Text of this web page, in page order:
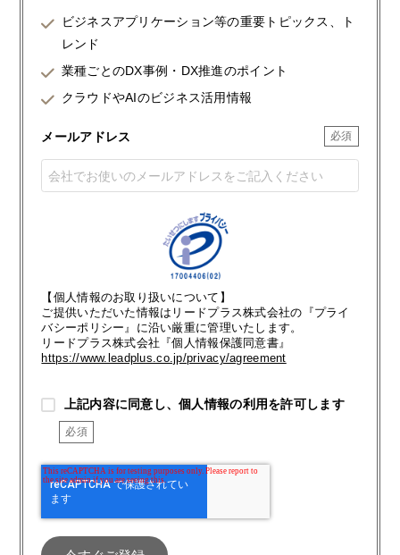
ビジネスアプリケーション等の重要トピックス、ト
レンド
業種ごとのDX事例・DX推進のポイント
クラウドやAIのビジネス活用情報
メールアドレス
【個人情報のお取り扱いについて】
ご提供いただいた情報はリードプラス株式会社の『プライ
バシーポリシー』に沿い厳重に管理いたします。
リードプラス株式会社『個人情報保護同意書』
https://www.leadplus.co.jp/privacy/agreement
上記内容に同意し、個人情報の利用を許可します